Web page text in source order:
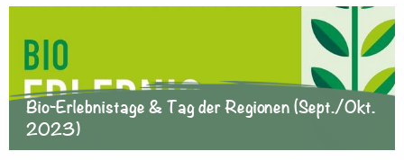
Bio-Erlebnistage & Tag der Regionen (Sept./Okt.
2023)